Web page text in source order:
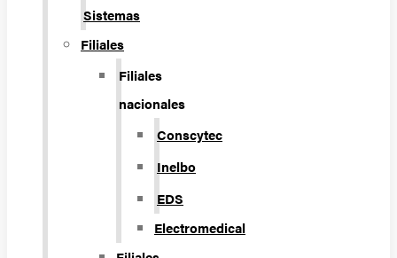
Sistemas
Filiales
Filiales
nacionales
Conscytec
Inelbo
EDS
Electromedical